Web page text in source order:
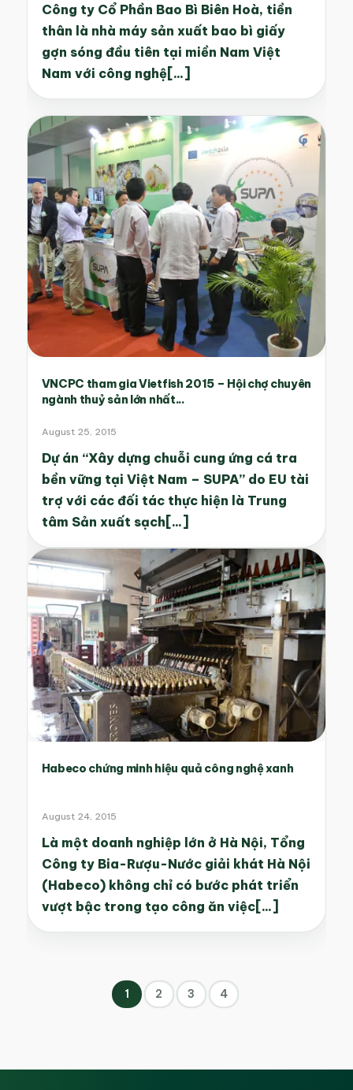
Công ty Cổ Phần Bao Bì Biên Hoà, tiền
thân là nhà máy sản xuất bao bì giấy
gợn sóng đầu tiên tại miền Nam Việt
Nam với công nghệ[...]
VNCPC tham gia Vietfish 2015 – Hội chợ chuyên
ngành thuỷ sản lớn nhất...
August 25, 2015
Dự án “Xây dựng chuỗi cung ứng cá tra
bền vững tại Việt Nam – SUPA” do EU tài
trợ với các đối tác thực hiện là Trung
tâm Sản xuất sạch[...]
Habeco chứng minh hiệu quả công nghệ xanh
August 24, 2015
Là một doanh nghiệp lớn ở Hà Nội, Tổng
Công ty Bia-Rượu-Nước giải khát Hà Nội
(Habeco) không chỉ có bước phát triển
vượt bậc trong tạo công ăn việc[...]
1 2 3 4